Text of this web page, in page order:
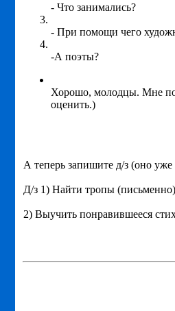
- Что занимались?
- При помощи чего
-А поэты?
Хорошо, молодцы. Мне
оценить.)
А теперь запишите д/з (оно
Д/з 1) Найти тропы
2) Выучить понравившееся